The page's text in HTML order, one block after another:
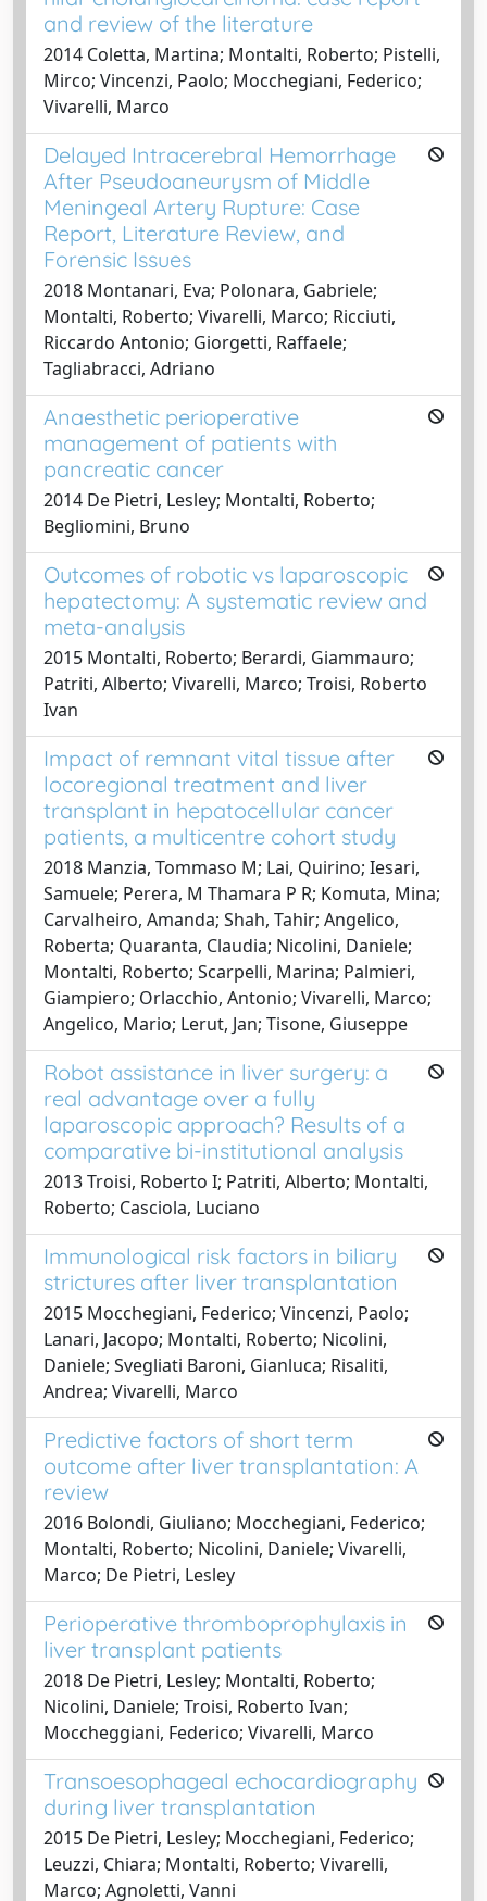
and review of the literature
2014 Coletta, Martina; Montalti, Roberto; Pistelli,
Mirco; Vincenzi, Paolo; Mocchegiani, Federico;
Vivarelli, Marco
Delayed Intracerebral Hemorrhage
After Pseudoaneurysm of Middle
Meningeal Artery Rupture: Case
Report, Literature Review, and
Forensic Issues
2018 Montanari, Eva; Polonara, Gabriele;
Montalti, Roberto; Vivarelli, Marco; Ricciuti,
Riccardo Antonio; Giorgetti, Raffaele;
Tagliabracci, Adriano
Anaesthetic perioperative
management of patients with
pancreatic cancer
2014 De Pietri, Lesley; Montalti, Roberto;
Begliomini, Bruno
Outcomes of robotic vs laparoscopic
hepatectomy: A systematic review and
meta-analysis
2015 Montalti, Roberto; Berardi, Giammauro;
Patriti, Alberto; Vivarelli, Marco; Troisi, Roberto
Ivan
Impact of remnant vital tissue after
locoregional treatment and liver
transplant in hepatocellular cancer
patients, a multicentre cohort study
2018 Manzia, Tommaso M; Lai, Quirino; Iesari,
Samuele; Perera, M Thamara P R; Komuta, Mina;
Carvalheiro, Amanda; Shah, Tahir; Angelico,
Roberta; Quaranta, Claudia; Nicolini, Daniele;
Montalti, Roberto; Scarpelli, Marina; Palmieri,
Giampiero; Orlacchio, Antonio; Vivarelli, Marco;
Angelico, Mario; Lerut, Jan; Tisone, Giuseppe
Robot assistance in liver surgery: a
real advantage over a fully
laparoscopic approach? Results of a
comparative bi-institutional analysis
2013 Troisi, Roberto I; Patriti, Alberto; Montalti,
Roberto; Casciola, Luciano
Immunological risk factors in biliary
strictures after liver transplantation
2015 Mocchegiani, Federico; Vincenzi, Paolo;
Lanari, Jacopo; Montalti, Roberto; Nicolini,
Daniele; Svegliati Baroni, Gianluca; Risaliti,
Andrea; Vivarelli, Marco
Predictive factors of short term
outcome after liver transplantation: A
review
2016 Bolondi, Giuliano; Mocchegiani, Federico;
Montalti, Roberto; Nicolini, Daniele; Vivarelli,
Marco; De Pietri, Lesley
Perioperative thromboprophylaxis in
liver transplant patients
2018 De Pietri, Lesley; Montalti, Roberto;
Nicolini, Daniele; Troisi, Roberto Ivan;
Moccheggiani, Federico; Vivarelli, Marco
Transoesophageal echocardiography
during liver transplantation
2015 De Pietri, Lesley; Mocchegiani, Federico;
Leuzzi, Chiara; Montalti, Roberto; Vivarelli,
Marco; Agnoletti, Vanni